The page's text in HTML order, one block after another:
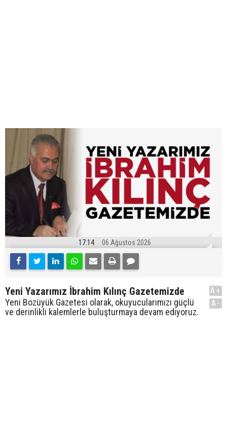
17:14 06 Ağustos 2026
Yeni Yazarımız İbrahim Kılınç Gazetemizde
Yeni Bozüyük Gazetesi olarak, okuyucularımızı güçlü
ve derinlikli kalemlerle buluşturmaya devam ediyoruz.
A+
A-